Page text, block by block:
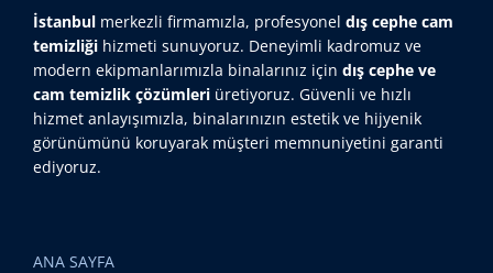
İstanbul merkezli firmamızla, profesyonel dış cephe cam
temizliği hizmeti sunuyoruz. Deneyimli kadromuz ve
modern ekipmanlarımızla binalarınız için dış cephe ve
cam temizlik çözümleri üretiyoruz. Güvenli ve hızlı
hizmet anlayışımızla, binalarınızın estetik ve hijyenik
görünümünü koruyarak müşteri memnuniyetini garanti
ediyoruz.
ANA SAYFA